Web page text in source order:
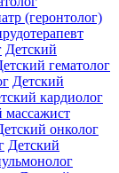
(геронтолог)
Детский
гематолог
Детский
кардиолог
массажист
онколог
Детский